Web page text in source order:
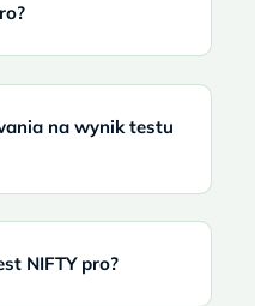
na wynik testu
NIFTY pro?